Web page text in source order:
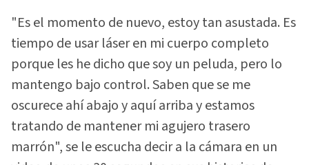
"Es el momento de nuevo, estoy tan asustada. Es
tiempo de usar láser en mi cuerpo completo
porque les he dicho que soy un peluda, pero lo
mantengo bajo control. Saben que se me
oscurece ahí abajo y aquí arriba y estamos
tratando de mantener mi agujero trasero
marrón", se le escucha decir a la cámara en un